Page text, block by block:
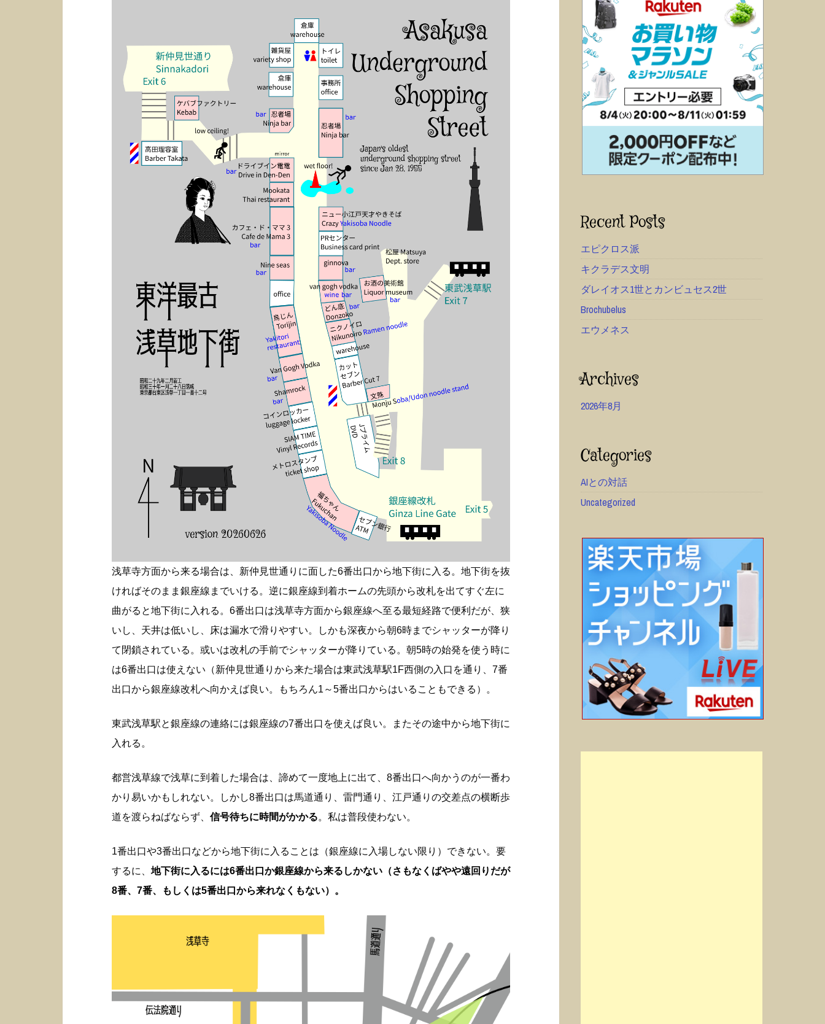
浅草寺方面から来る場合は、新仲見世通りに面した6番出口から地下街に入る。地下街を抜
ければそのまま銀座線までいける。逆に銀座線到着ホームの先頭から改札を出てすぐ左に
曲がると地下街に入れる。6番出口は浅草寺方面から銀座線へ至る最短経路で便利だが、狭
いし、天井は低いし、床は漏水で滑りやすい。しかも深夜から朝6時までシャッターが降り
て閉鎖されている。或いは改札の手前でシャッターが降りている。朝5時の始発を使う時に
は6番出口は使えない（新仲見世通りから来た場合は東武浅草駅1F西側の入口を通り、7番
出口から銀座線改札へ向かえば良い。もちろん1～5番出口からはいることもできる）。
東武浅草駅と銀座線の連絡には銀座線の7番出口を使えば良い。またその途中から地下街に
入れる。
都営浅草線で浅草に到着した場合は、諦めて一度地上に出て、8番出口へ向かうのが一番わ
かり易いかもしれない。しかし8番出口は馬道通り、雷門通り、江戸通りの交差点の横断歩
道を渡らねばならず、 信号待ちに時間がかかる。私は普段使わない。
1番出口や3番出口などから地下街に入ることは（銀座線に入場しない限り）できない。要
するに、 地下街に入るには6番出口か銀座線から来るしかない（さもなくばやや遠回りだが
8番、7番、もしくは5番出口から来れなくもない）。
Recent Posts
エピクロス派
キクラデス文明
ダレイオス1世とカンビュセス2世
Brochubelus
エウメネス
Archives
2026年8月
Categories
AIとの対話
Uncategorized